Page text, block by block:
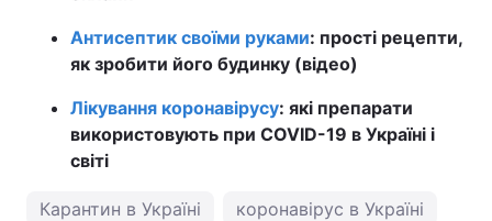
Антисептик своїми руками: прості рецепти,
як зробити його будинку (відео)
Лікування коронавірусу: які препарати
використовують при COVID-19 в Україні і
світі
Карантин в Україні коронавірус в Україні